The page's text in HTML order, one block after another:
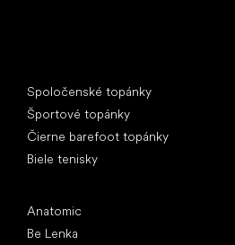
Spoločenské topánky
Športové topánky
Čierne barefoot topánky
Biele tenisky
Anatomic
Be Lenka